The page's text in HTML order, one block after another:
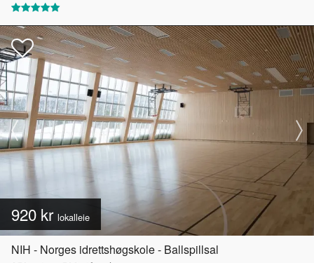
920 kr lokalleie
NIH - Norges idrettshøgskole - Ballspillsal